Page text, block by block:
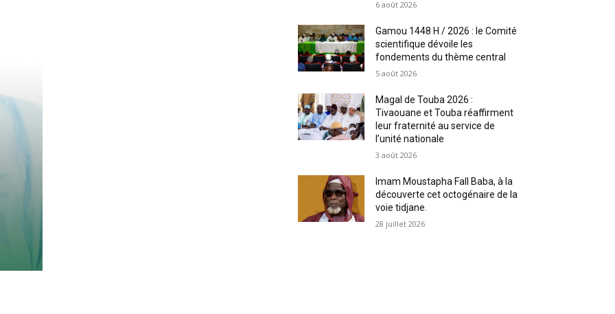
6 août 2026
Gamou 1448 H / 2026 : le Comité
scientifique dévoile les
fondements du thème central
5 août 2026
Magal de Touba 2026 :
Tivaouane et Touba réaffirment
leur fraternité au service de
l’unité nationale
3 août 2026
Imam Moustapha Fall Baba, à la
découverte cet octogénaire de la
voie tidjane.
28 juillet 2026